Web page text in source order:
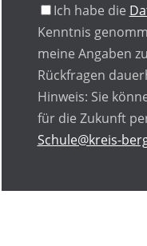
Ich habe die
Kenntnis
meine Angaben
Rückfragen
Hinweis: Sie
für die Zukunft
Schule@kreis-